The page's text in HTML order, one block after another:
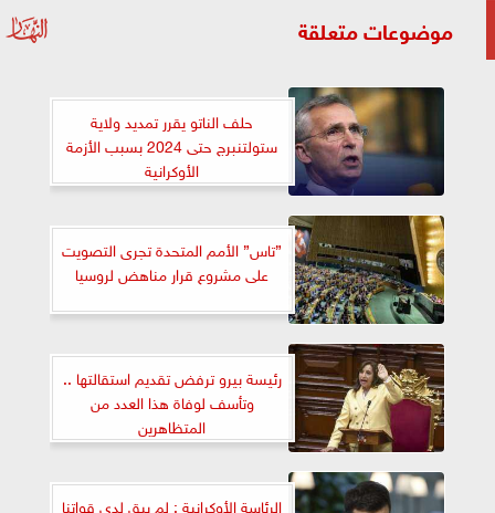
موضوعات متعلقة
حلف الناتو يقرر تمديد ولاية
ستولتنبرج حتى 2024 بسبب الأزمة
الأوكرانية
”تاس” الأمم المتحدة تجرى التصويت
على مشروع قرار مناهض لروسيا
رئيسة بيرو ترفض تقديم استقالتها ..
وتأسف لوفاة هذا العدد من
المتظاهرين
الرئاسة الأوكرانية : لم يبق لدي قواتنا